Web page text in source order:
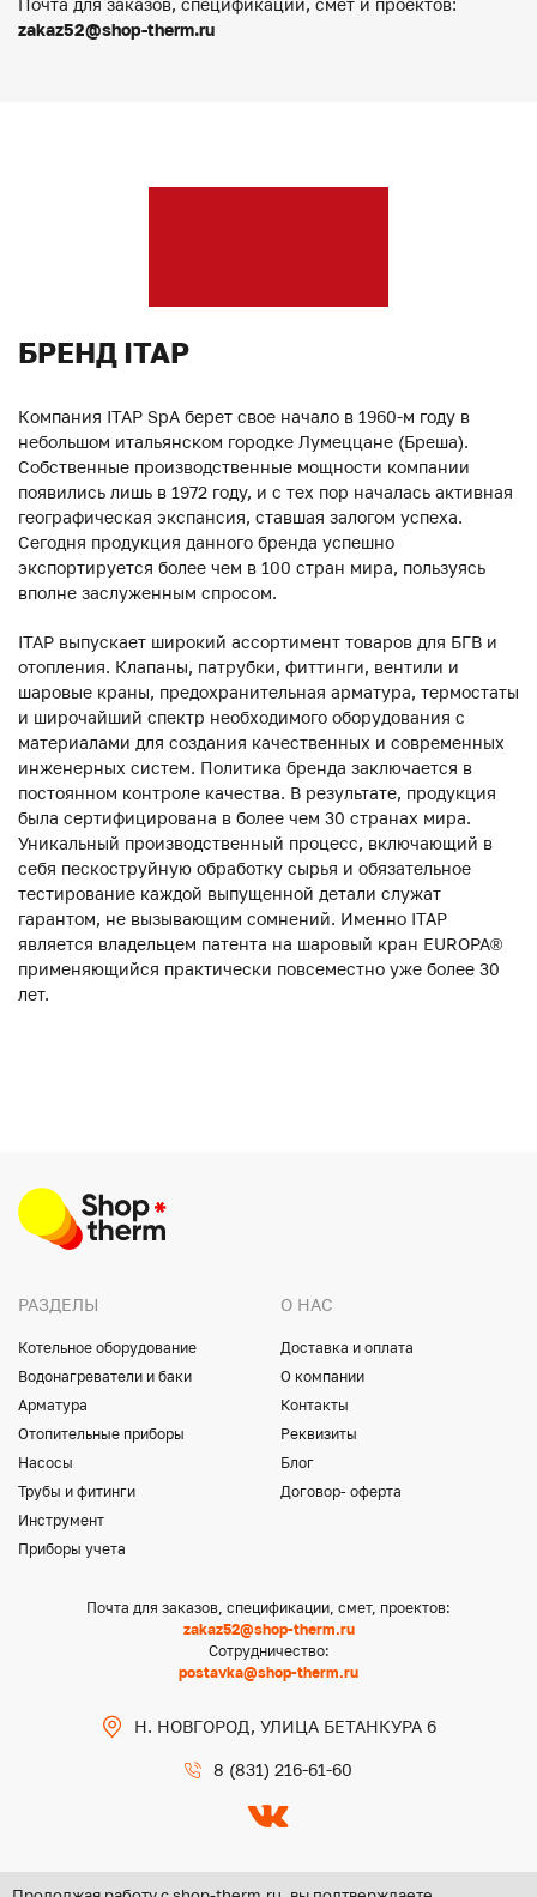
Почта для заказов, спецификации, смет и проектов:
zakaz52@shop-therm.ru
БРЕНД ITAP
Компания ITAP SpA берет свое начало в 1960-м году в
небольшом итальянском городке Лумеццане (Бреша).
Собственные производственные мощности компании
появились лишь в 1972 году, и с тех пор началась активная
географическая экспансия, ставшая залогом успеха.
Сегодня продукция данного бренда успешно
экспортируется более чем в 100 стран мира, пользуясь
вполне заслуженным спросом.
ITAP выпускает широкий ассортимент товаров для БГВ и
отопления. Клапаны, патрубки, фиттинги, вентили и
шаровые краны, предохранительная арматура, термостаты
и широчайший спектр необходимого оборудования с
материалами для создания качественных и современных
инженерных систем. Политика бренда заключается в
постоянном контроле качества. В результате, продукция
была сертифицирована в более чем 30 странах мира.
Уникальный производственный процесс, включающий в
себя пескоструйную обработку сырья и обязательное
тестирование каждой выпущенной детали служат
гарантом, не вызывающим сомнений. Именно ITAP
является владельцем патента на шаровый кран EUROPA®
применяющийся практически повсеместно уже более 30
лет.
РАЗДЕЛЫ
Котельное оборудование
Водонагреватели и баки
Арматура
Отопительные приборы
Насосы
Трубы и фитинги
Инструмент
Приборы учета
О НАС
Доставка и оплата
О компании
Контакты
Реквизиты
Блог
Договор- оферта
Почта для заказов, спецификации, смет, проектов:
zakaz52@shop-therm.ru
Сотрудничество:
postavka@shop-therm.ru
Н. НОВГОРОД, УЛИЦА БЕТАНКУРА 6
8 (831) 216-61-60